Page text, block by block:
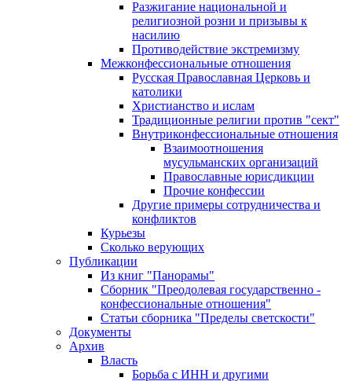
Разжигание национальной и
религиозной розни и призывы к
насилию
Противодействие экстремизму
Межконфессиональные отношения
Русская Православная Церковь и
католики
Христианство и ислам
Традиционные религии против "сект"
Внутриконфессиональные отношения
Взаимоотношения
мусульманских организаций
Православные юрисдикции
Прочие конфессии
Другие примеры сотрудничества и
конфликтов
Курьезы
Сколько верующих
Публикации
Из книг "Панорамы"
Сборник "Преодолевая государственно -
конфессиональные отношения"
Статьи сборника "Пределы светскости"
Документы
Архив
Власть
Борьба с ИНН и другими